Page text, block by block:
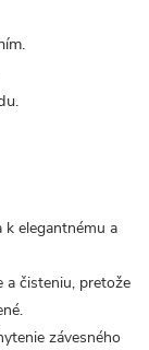
k elegantnému a
a čisteniu, pretože
závesného